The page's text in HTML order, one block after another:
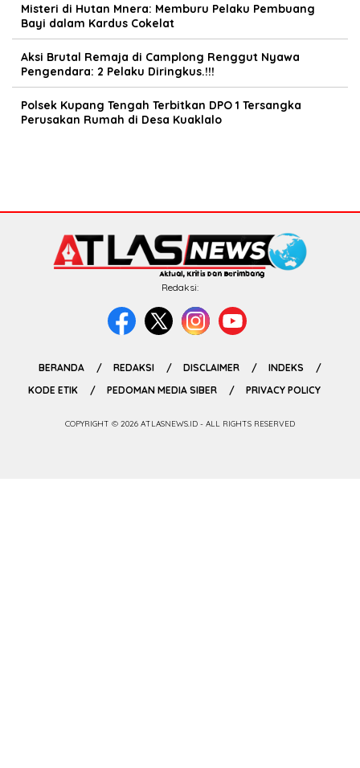
Misteri di Hutan Mnera: Memburu Pelaku Pembuang
Bayi dalam Kardus Cokelat
Aksi Brutal Remaja di Camplong Renggut Nyawa
Pengendara: 2 Pelaku Diringkus.!!!
Polsek Kupang Tengah Terbitkan DPO 1 Tersangka
Perusakan Rumah di Desa Kuaklalo
Redaksi:
BERANDA REDAKSI DISCLAIMER
INDEKS
KODE ETIK
PEDOMAN MEDIA SIBER PRIVACY POLICY
COPYRIGHT © 2026 ATLASNEWS.ID - ALL RIGHTS RESERVED